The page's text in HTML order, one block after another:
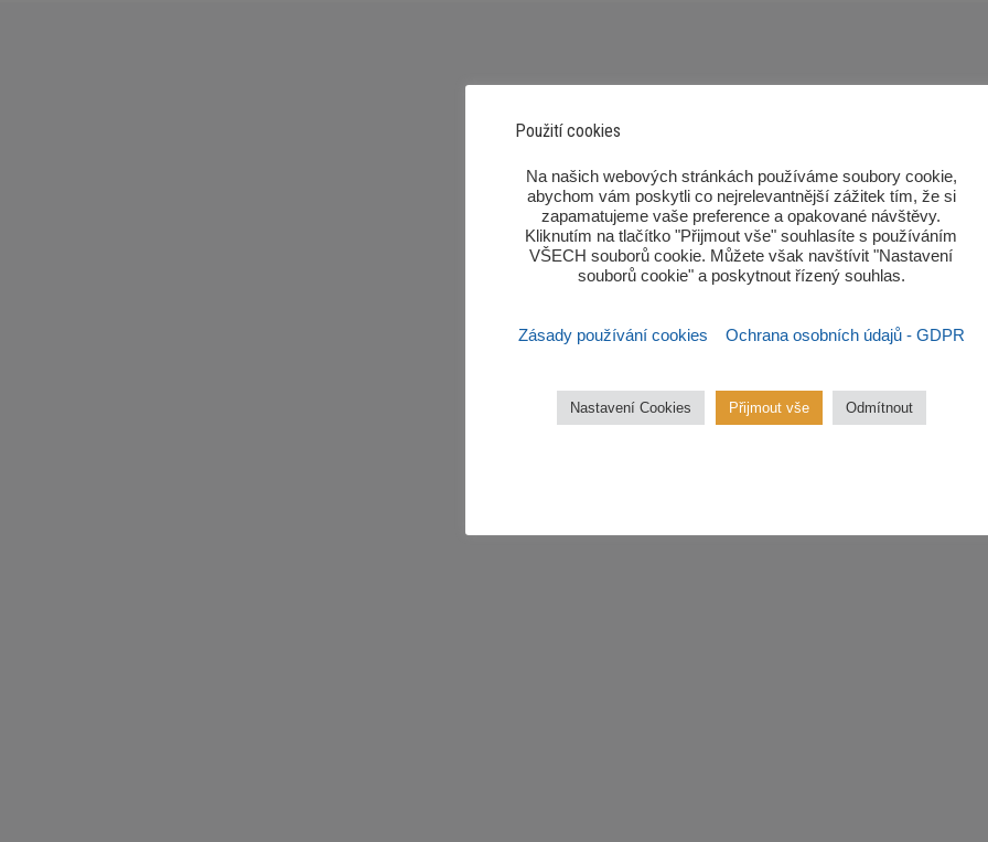
Použití cookies
‎Na našich webových stránkách používáme soubory cookie,
abychom vám poskytli co nejrelevantnější zážitek tím, že si
zapamatujeme vaše preference a opakované návštěvy.
Kliknutím na tlačítko "Přijmout vše" souhlasíte s používáním
VŠECH souborů cookie. Můžete však navštívit "Nastavení
souborů cookie" a poskytnout řízený souhlas.‎
Zásady používání cookies Ochrana osobních údajů - GDPR
Nastavení Cookies Přijmout vše Odmítnout